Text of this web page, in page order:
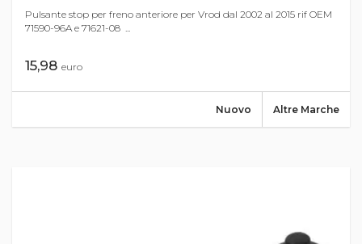
Pulsante stop per freno anteriore per Vrod dal 2002 al 2015 rif OEM
71590-96A e 71621-08 ...
15,98 euro
Altre Marche
Nuovo